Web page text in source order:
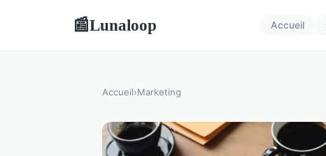
📰Lunaloop Accueil
Accueil›Marketing